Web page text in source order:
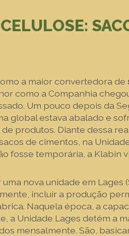
a maior convertedora de
como a Companhia
Um pouco depois da
global estava abalado e
produtos. Diante dessa
de cimentos, na
fosse temporária, a Klabin
uma nova unidade em Lages
incluir a produção
Naquela época, a
a Unidade Lages detém a
mensalmente. São,